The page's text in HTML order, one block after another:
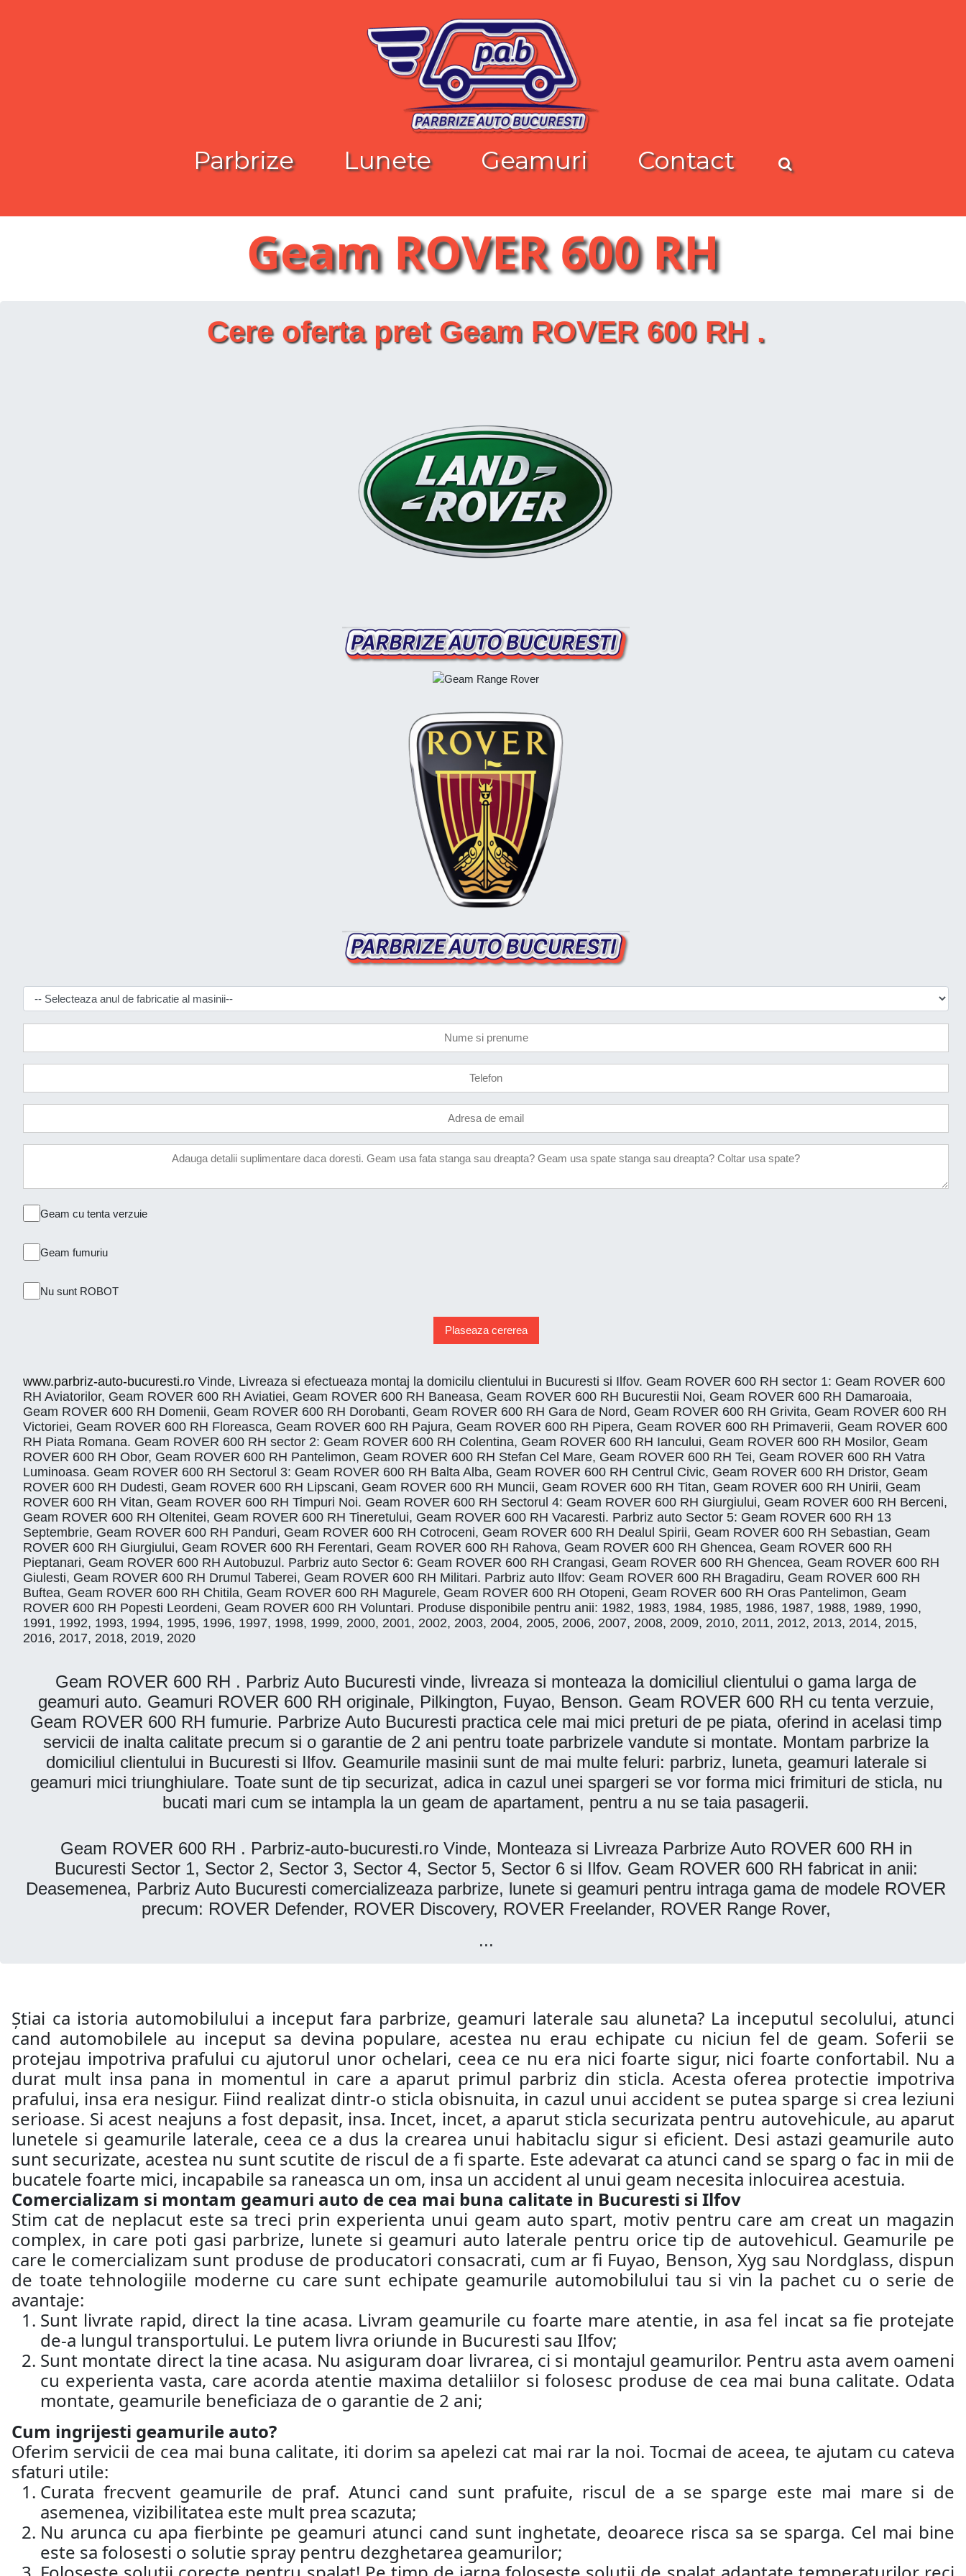
Parbrize Lunete Geamuri Contact
Geam ROVER 600 RH
Cere oferta pret Geam ROVER 600 RH .
Geam cu tenta verzuie
Geam fumuriu
Nu sunt ROBOT
Plaseaza cererea
www.parbriz-auto-bucuresti.ro Vinde, Livreaza si efectueaza montaj la domicilu clientului in Bucuresti si Ilfov. Geam ROVER 600 RH sector 1: Geam ROVER 600
RH Aviatorilor, Geam ROVER 600 RH Aviatiei, Geam ROVER 600 RH Baneasa, Geam ROVER 600 RH Bucurestii Noi, Geam ROVER 600 RH Damaroaia,
Geam ROVER 600 RH Domenii, Geam ROVER 600 RH Dorobanti, Geam ROVER 600 RH Gara de Nord, Geam ROVER 600 RH Grivita, Geam ROVER 600 RH
Victoriei, Geam ROVER 600 RH Floreasca, Geam ROVER 600 RH Pajura, Geam ROVER 600 RH Pipera, Geam ROVER 600 RH Primaverii, Geam ROVER 600
RH Piata Romana. Geam ROVER 600 RH sector 2: Geam ROVER 600 RH Colentina, Geam ROVER 600 RH Iancului, Geam ROVER 600 RH Mosilor, Geam
ROVER 600 RH Obor, Geam ROVER 600 RH Pantelimon, Geam ROVER 600 RH Stefan Cel Mare, Geam ROVER 600 RH Tei, Geam ROVER 600 RH Vatra
Luminoasa. Geam ROVER 600 RH Sectorul 3: Geam ROVER 600 RH Balta Alba, Geam ROVER 600 RH Centrul Civic, Geam ROVER 600 RH Dristor, Geam
ROVER 600 RH Dudesti, Geam ROVER 600 RH Lipscani, Geam ROVER 600 RH Muncii, Geam ROVER 600 RH Titan, Geam ROVER 600 RH Unirii, Geam
ROVER 600 RH Vitan, Geam ROVER 600 RH Timpuri Noi. Geam ROVER 600 RH Sectorul 4: Geam ROVER 600 RH Giurgiului, Geam ROVER 600 RH Berceni,
Geam ROVER 600 RH Oltenitei, Geam ROVER 600 RH Tineretului, Geam ROVER 600 RH Vacaresti. Parbriz auto Sector 5: Geam ROVER 600 RH 13
Septembrie, Geam ROVER 600 RH Panduri, Geam ROVER 600 RH Cotroceni, Geam ROVER 600 RH Dealul Spirii, Geam ROVER 600 RH Sebastian, Geam
ROVER 600 RH Giurgiului, Geam ROVER 600 RH Ferentari, Geam ROVER 600 RH Rahova, Geam ROVER 600 RH Ghencea, Geam ROVER 600 RH
Pieptanari, Geam ROVER 600 RH Autobuzul. Parbriz auto Sector 6: Geam ROVER 600 RH Crangasi, Geam ROVER 600 RH Ghencea, Geam ROVER 600 RH
Giulesti, Geam ROVER 600 RH Drumul Taberei, Geam ROVER 600 RH Militari. Parbriz auto Ilfov: Geam ROVER 600 RH Bragadiru, Geam ROVER 600 RH
Buftea, Geam ROVER 600 RH Chitila, Geam ROVER 600 RH Magurele, Geam ROVER 600 RH Otopeni, Geam ROVER 600 RH Oras Pantelimon, Geam
ROVER 600 RH Popesti Leordeni, Geam ROVER 600 RH Voluntari. Produse disponibile pentru anii: 1982, 1983, 1984, 1985, 1986, 1987, 1988, 1989, 1990,
1991, 1992, 1993, 1994, 1995, 1996, 1997, 1998, 1999, 2000, 2001, 2002, 2003, 2004, 2005, 2006, 2007, 2008, 2009, 2010, 2011, 2012, 2013, 2014, 2015,
2016, 2017, 2018, 2019, 2020
Geam ROVER 600 RH . Parbriz Auto Bucuresti vinde, livreaza si monteaza la domiciliul clientului o gama larga de
geamuri auto. Geamuri ROVER 600 RH originale, Pilkington, Fuyao, Benson. Geam ROVER 600 RH cu tenta verzuie,
Geam ROVER 600 RH fumurie. Parbrize Auto Bucuresti practica cele mai mici preturi de pe piata, oferind in acelasi timp
servicii de inalta calitate precum si o garantie de 2 ani pentru toate parbrizele vandute si montate. Montam parbrize la
domiciliul clientului in Bucuresti si Ilfov. Geamurile masinii sunt de mai multe feluri: parbriz, luneta, geamuri laterale si
geamuri mici triunghiulare. Toate sunt de tip securizat, adica in cazul unei spargeri se vor forma mici frimituri de sticla, nu
bucati mari cum se intampla la un geam de apartament, pentru a nu se taia pasagerii.
Geam ROVER 600 RH . Parbriz-auto-bucuresti.ro Vinde, Monteaza si Livreaza Parbrize Auto ROVER 600 RH in
Bucuresti Sector 1, Sector 2, Sector 3, Sector 4, Sector 5, Sector 6 si Ilfov. Geam ROVER 600 RH fabricat in anii:
Deasemenea, Parbriz Auto Bucuresti comercializeaza parbrize, lunete si geamuri pentru intraga gama de modele ROVER
precum: ROVER Defender, ROVER Discovery, ROVER Freelander, ROVER Range Rover,
...
Știai ca istoria automobilului a inceput fara parbrize, geamuri laterale sau aluneta? La inceputul secolului, atunci
cand automobilele au inceput sa devina populare, acestea nu erau echipate cu niciun fel de geam. Soferii se
protejau impotriva prafului cu ajutorul unor ochelari, ceea ce nu era nici foarte sigur, nici foarte confortabil. Nu a
durat mult insa pana in momentul in care a aparut primul parbriz din sticla. Acesta oferea protectie impotriva
prafului, insa era nesigur. Fiind realizat dintr-o sticla obisnuita, in cazul unui accident se putea sparge si crea leziuni
serioase. Si acest neajuns a fost depasit, insa. Incet, incet, a aparut sticla securizata pentru autovehicule, au aparut
lunetele si geamurile laterale, ceea ce a dus la crearea unui habitaclu sigur si eficient. Desi astazi geamurile auto
sunt securizate, acestea nu sunt scutite de riscul de a fi sparte. Este adevarat ca atunci cand se sparg o fac in mii de
bucatele foarte mici, incapabile sa raneasca un om, insa un accident al unui geam necesita inlocuirea acestuia.
Comercializam si montam geamuri auto de cea mai buna calitate in Bucuresti si Ilfov
Stim cat de neplacut este sa treci prin experienta unui geam auto spart, motiv pentru care am creat un magazin
complex, in care poti gasi parbrize, lunete si geamuri auto laterale pentru orice tip de autovehicul. Geamurile pe
care le comercializam sunt produse de producatori consacrati, cum ar fi Fuyao, Benson, Xyg sau Nordglass, dispun
de toate tehnologiile moderne cu care sunt echipate geamurile automobilului tau si vin la pachet cu o serie de
avantaje:
Sunt livrate rapid, direct la tine acasa. Livram geamurile cu foarte mare atentie, in asa fel incat sa fie protejate
de-a lungul transportului. Le putem livra oriunde in Bucuresti sau Ilfov;
Sunt montate direct la tine acasa. Nu asiguram doar livrarea, ci si montajul geamurilor. Pentru asta avem oameni
cu experienta vasta, care acorda atentie maxima detaliilor si folosesc produse de cea mai buna calitate. Odata
montate, geamurile beneficiaza de o garantie de 2 ani;
Cum ingrijesti geamurile auto?
Oferim servicii de cea mai buna calitate, iti dorim sa apelezi cat mai rar la noi. Tocmai de aceea, te ajutam cu cateva
sfaturi utile:
Curata frecvent geamurile de praf. Atunci cand sunt prafuite, riscul de a se sparge este mai mare si de
asemenea, vizibilitatea este mult prea scazuta;
Nu arunca cu apa fierbinte pe geamuri atunci cand sunt inghetate, deoarece risca sa se sparga. Cel mai bine
este sa folosesti o solutie spray pentru dezghetarea geamurilor;